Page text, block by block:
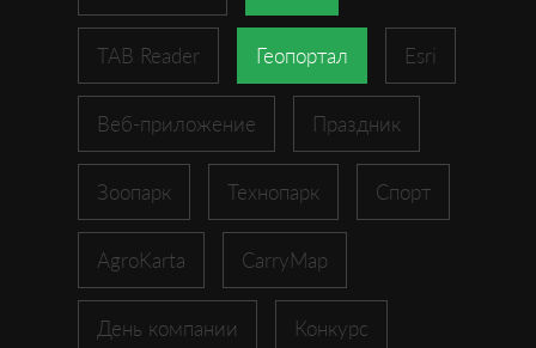
TAB Reader Геопортал Esri
Веб-приложение Праздник
Зоопарк Технопарк Спорт
AgroKarta CarryMap
День компании Конкурс